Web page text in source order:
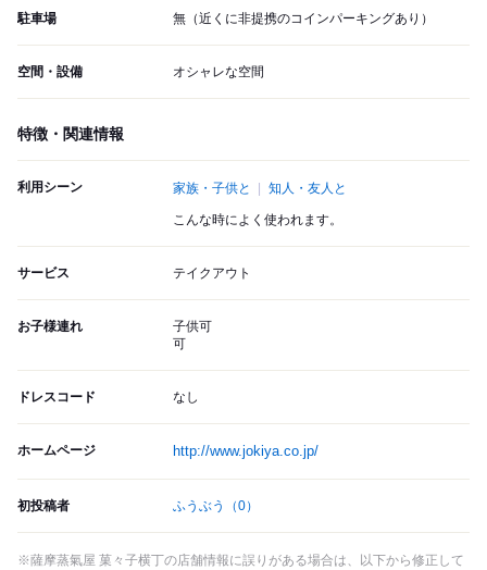
駐車場 無（近くに非提携のコインパーキングあり）
空間・設備 オシャレな空間
特徴・関連情報
利用シーン 家族・子供と 知人・友人と
こんな時によく使われます。
サービス テイクアウト
お子様連れ
子供可
可
ドレスコード なし
ホームページ http://www.jokiya.co.jp/
初投稿者 ふうぶう （0）
※薩摩蒸氣屋 菓々子横丁の店舗情報に誤りがある場合は、以下から修正して